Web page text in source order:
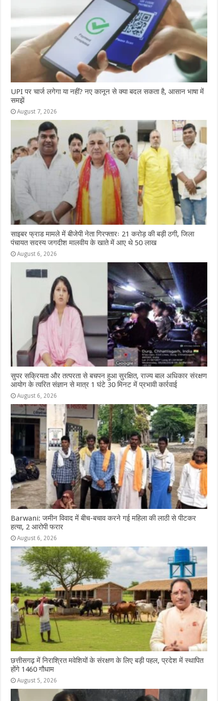
UPI पर चार्ज लगेगा या नहीं? नए कानून से क्या बदल सकता है, आसान भाषा में
समझें
August 7, 2026
साइबर फ्राड मामले में बीजेपी नेता गिरफ्तारः 21 करोड़ की बड़ी ठगी, जिला
पंचायत सदस्य जगदीश मालवीय के खाते में आए थे 50 लाख
August 6, 2026
सुपर सक्रियता और तत्परता से बचपन हुआ सुरक्षित, राज्य बाल अधिकार संरक्षण
आयोग के त्वरित संज्ञान से मात्र 1 घंटे 30 मिनट में प्रभावी कार्रवाई
August 6, 2026
Barwani: जमीन विवाद में बीच-बचाव करने गई महिला की लाठी से पीटकर
हत्या, 2 आरोपी फरार
August 6, 2026
छत्तीसगढ़ में निराश्रित मवेशियों के संरक्षण के लिए बड़ी पहल, प्रदेश में स्थापित
होंगे 1460 गौधाम
August 5, 2026